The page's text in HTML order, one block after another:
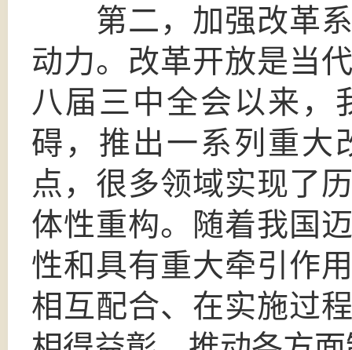
第二，加强改革系
动力。改革开放是当
八届三中全会以来，
碍，推出一系列重大
点，很多领域实现了
体性重构。随着我国
性和具有重大牵引作
相互配合、在实施过